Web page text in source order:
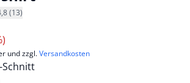
(13)
und zzgl.Versandkosten
Schnitt